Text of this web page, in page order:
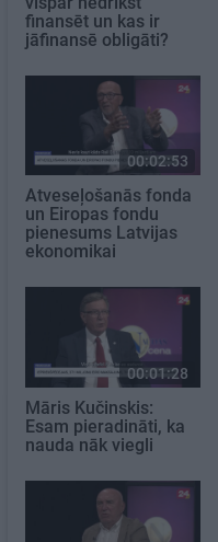
finansēt un kas ir
jāfinansē obligāti?
00:02:53
Atveseļošanās fonda
un Eiropas fondu
pienesums Latvijas
ekonomikai
00:01:28
Māris Kučinskis:
Esam pieradināti, ka
nauda nāk viegli